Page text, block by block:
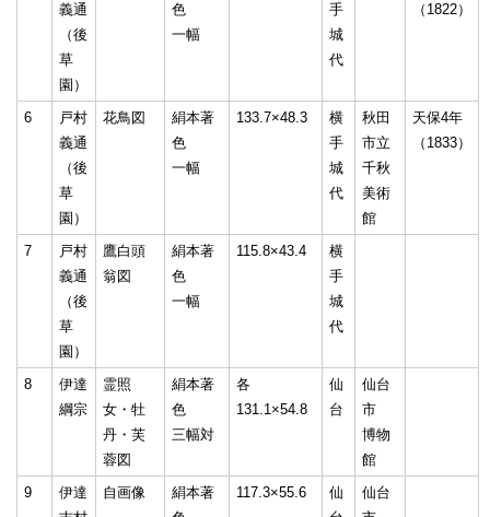
義通
（後
草
園）
色
一幅
手
城
代
（1822）
6
戸村
義通
（後
草
園）
花鳥図
絹本著
色
一幅
133.7×48.3
横
手
城
代
秋田
市立
千秋
美術
館
天保4年
（1833）
7
戸村
義通
（後
草
園）
鷹白頭
翁図
絹本著
色
一幅
115.8×43.4
横
手
城
代
8
伊達
綱宗
霊照
女・牡
丹・芙
蓉図
絹本著
色
三幅対
各
131.1×54.8
仙
台
仙台
市
博物
館
9
伊達
自画像
絹本著
117.3×55.6
仙
仙台